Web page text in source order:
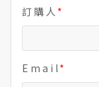
訂 購 人
E m a i l